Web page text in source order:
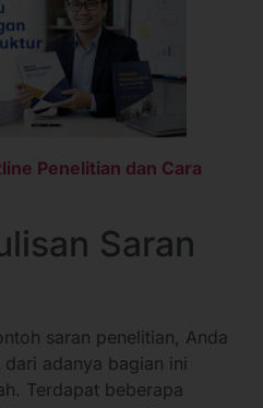
Penelitian dan Cara
Saran
saran penelitian, Anda
adanya bagian ini
Terdapat beberapa